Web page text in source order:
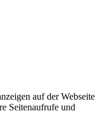
auf der Webseite
Seitenaufrufe und